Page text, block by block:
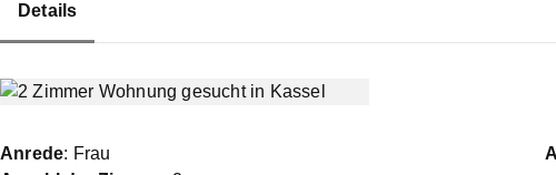
Details
Anrede: Frau